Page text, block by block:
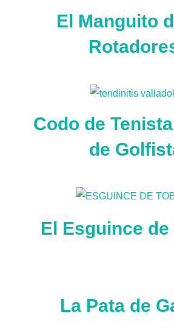
El Manguito
Codo de
de
El Esguince
La Pata de